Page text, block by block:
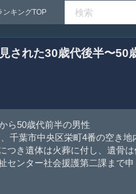
ンキングTOP
された30歳代後半〜50
ら50歳代前半の男性
千葉市中央区栄町4番の空き地
つき遺体は火葬に付し、遺骨
センター社会援護第二課まで